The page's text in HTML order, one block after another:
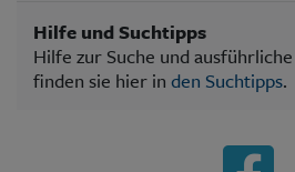
Hilfe und Suchtipps
Hilfe zur Suche und
finden sie hier in den Suchtipps.